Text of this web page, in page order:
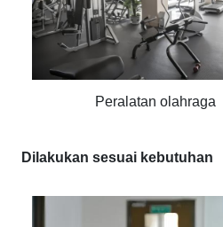
Peralatan olahraga
Dilakukan sesuai kebutuhan